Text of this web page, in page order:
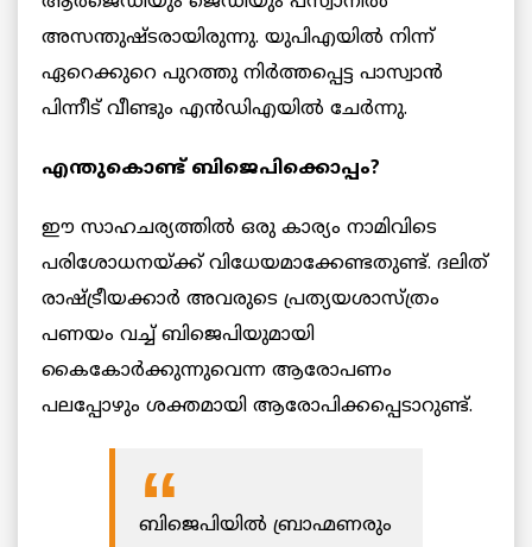
അസന്തുഷ്ടരായിരുന്നു. യുപിഎയിൽ നിന്ന്
ഏറെക്കുറെ പുറത്തു നിർത്തപ്പെട്ട പാസ്വാൻ
പിന്നീട് വീണ്ടും എൻഡിഎയിൽ ചേർന്നു.
എന്തുകൊണ്ട് ബിജെപിക്കൊപ്പം?
ഈ സാഹചര്യത്തിൽ ഒരു കാര്യം നാമിവിടെ
പരിശോധനയ്ക്ക് വിധേയമാക്കേണ്ടതുണ്ട്. ദലിത്
രാഷ്ട്രീയക്കാർ അവരുടെ പ്രത്യയശാസ്ത്രം
പണയം വച്ച് ബിജെപിയുമായി
കൈകോർക്കുന്നുവെന്ന ആരോപണം
പലപ്പോഴും ശക്തമായി ആരോപിക്കപ്പെടാറുണ്ട്.
ബിജെപിയിൽ ബ്രാഹ്മണരും